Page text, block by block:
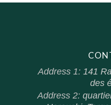
Address 1: 141
des
Address 2: